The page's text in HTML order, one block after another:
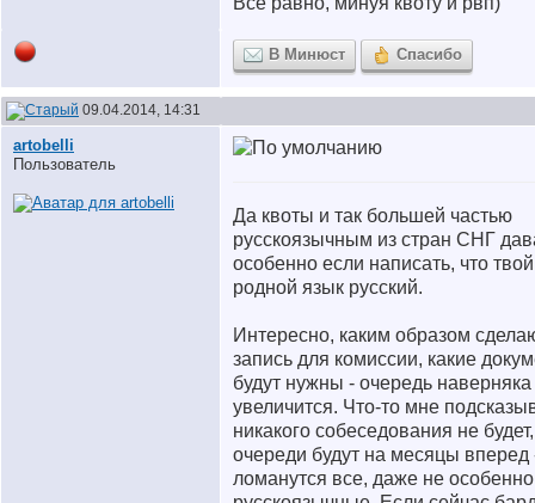
В Минюст Спасибо
09.04.2014, 14:31
artobelli
Пользователь
Да квоты и так большей частью
русскоязычным из стран СНГ
особенно если написать, что твой
родной язык русский.
Интересно, каким образом
запись для комиссии, какие
будут нужны - очередь наверняка
увеличится. Что-то мне
никакого собеседования не
очереди будут на месяцы вперед
ломанутся все, даже не особенно